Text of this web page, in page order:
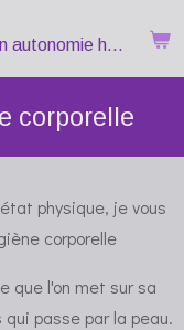
holistique
corporelle
physique, je vous
corporelle
que l'on met sur sa
passe par la peau.